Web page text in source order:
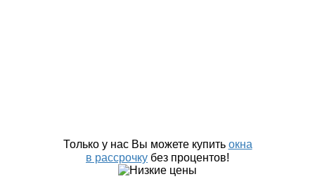
Только у нас Вы можете купить окна
в рассрочку без процентов!